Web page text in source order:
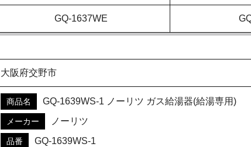
GQ-1637WE
大阪府交野市
商品名 GQ-1639WS-1 ノーリツ ガス給湯器(給湯専用)
メーカー ノーリツ
品番
GQ-1639WS-1